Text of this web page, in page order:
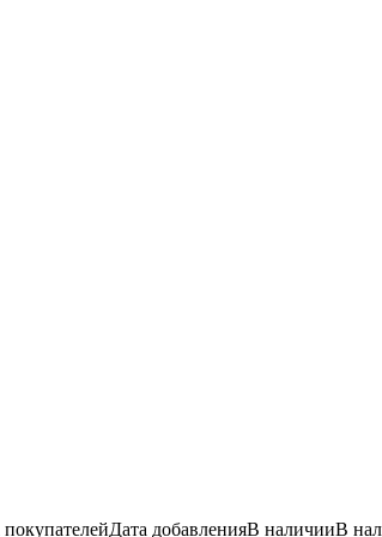
покупателейДата добавленияВ наличииВ